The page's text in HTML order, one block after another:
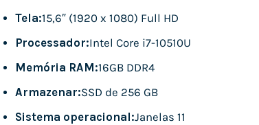
Tela:15,6″ (1920 x 1080) Full HD
Processador:Intel Core i7-10510U
Memória RAM:16GB DDR4
Armazenar:SSD de 256 GB
Sistema operacional:Janelas 11